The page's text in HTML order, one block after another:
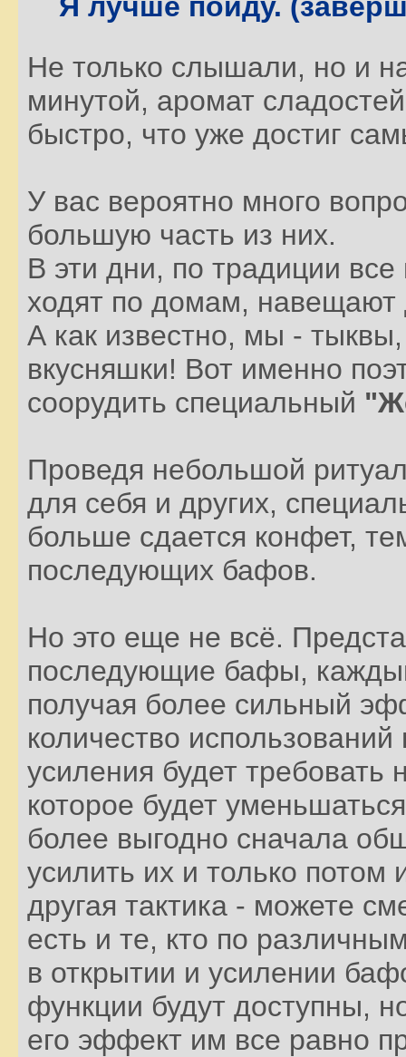
Не только слышали, но и
минутой, аромат
быстро, что уже достиг
У вас вероятно много
большую часть из них.
В эти дни, по традиции
ходят по домам, навещают
А как известно, мы -
вкусняшки! Вот именно
соорудить специальный
Проведя небольшой
для себя и других,
больше сдается конфет,
последующих бафов.
Но это еще не всё.
последующие бафы,
получая более сильный
количество
усиления будет требовать
которое будет
более выгодно сначала
усилить их и только потом
другая тактика - можете
есть и те, кто по
в открытии и усилении
функции будут доступны,
его эффект им все равно